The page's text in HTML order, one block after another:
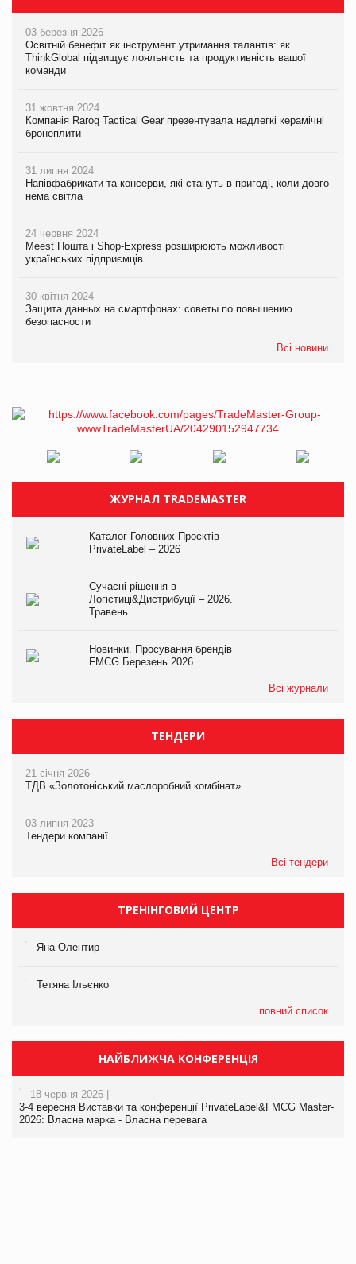
03 березня 2026
Освітній бенефіт як інструмент утримання талантів: як
ThinkGlobal підвищує лояльність та продуктивність вашої
команди
31 жовтня 2024
Компанія Rarog Tactical Gear презентувала надлегкі керамічні
бронеплити
31 липня 2024
Напівфабрикати та консерви, які стануть в пригоді, коли довго
нема світла
24 червня 2024
Meest Пошта і Shop-Express розширюють можливості
українських підприємців
30 квітня 2024
Защита данных на смартфонах: советы по повышению
безопасности
Всі новини
ЖУРНАЛ TRADEMASTER
Каталог Головних Проєктів
PrivateLabel – 2026
Сучасні рішення в
Логістиці&Дистрибуції – 2026.
Травень
Новинки. Просування брендів
FMCG.Березень 2026
Всі журнали
ТЕНДЕРИ
21 січня 2026
ТДВ «Золотоніський маслоробний комбінат»
03 липня 2023
Тендери компанії
Всі тендери
ТРЕНІНГОВИЙ ЦЕНТР
Яна Олентир
Тетяна Ільєнко
повний список
НАЙБЛИЖЧА КОНФЕРЕНЦІЯ
18 червня 2026 |
3-4 вересня Виставки та конференції PrivateLabel&FMCG Master-
2026: Власна марка - Власна перевага